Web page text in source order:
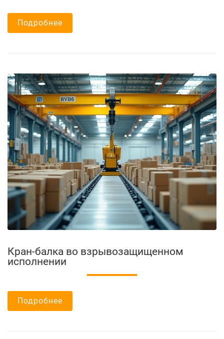
Подробнее
Кран-балка во взрывозащищенном
исполнении
Подробнее